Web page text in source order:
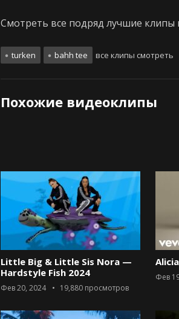
Смотреть все подряд лучшие клипы
turken bahh tee все клипы смотреть
Похожие видеоклипы
Little Big & Little Sis Nora —
Hardstyle Fish 2024
Фев 20, 2024 19,880 просмотров
Фев